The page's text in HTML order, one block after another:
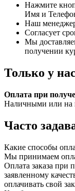
Нажмите
Имя и
Наш
Согласует
Мы
получении
Только у
Оплата при
Наличными или на
Часто
Какие способы
Мы принимаем
Оплата заказа при
заявленному
оплачивать свой